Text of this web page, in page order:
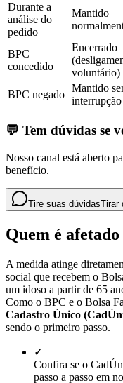
Durante a
análise do
pedido
Mantido
BPC
concedido
Encerrado
voluntário)
BPC negado
Mantido
interrupção
💬 Tem dúvidas se
Nosso canal está aberto
benefício.
Tire suas dúvidasTirar
Quem é
A medida atinge
social que recebem o
um idoso a partir de 65
Como o BPC e o Bolsa
Cadastro Único
sendo o primeiro passo.
✓
Confira se o
passo a passo em